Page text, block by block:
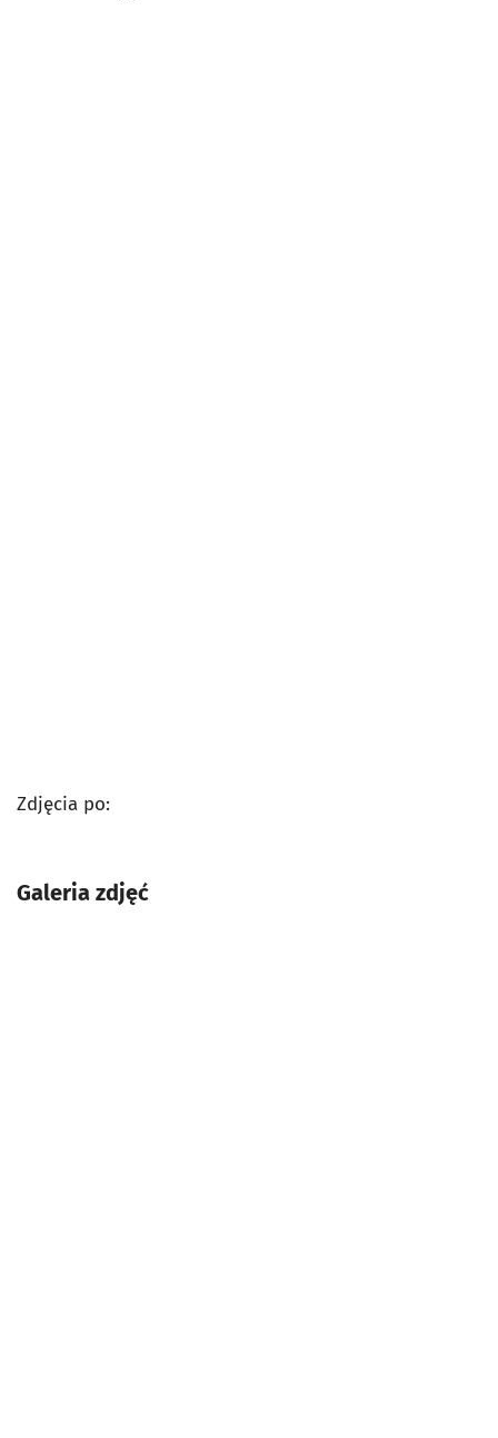
Zdjęcia po:
Galeria zdjęć